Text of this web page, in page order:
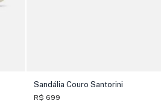
Sandália Couro Santorini
R$ 699